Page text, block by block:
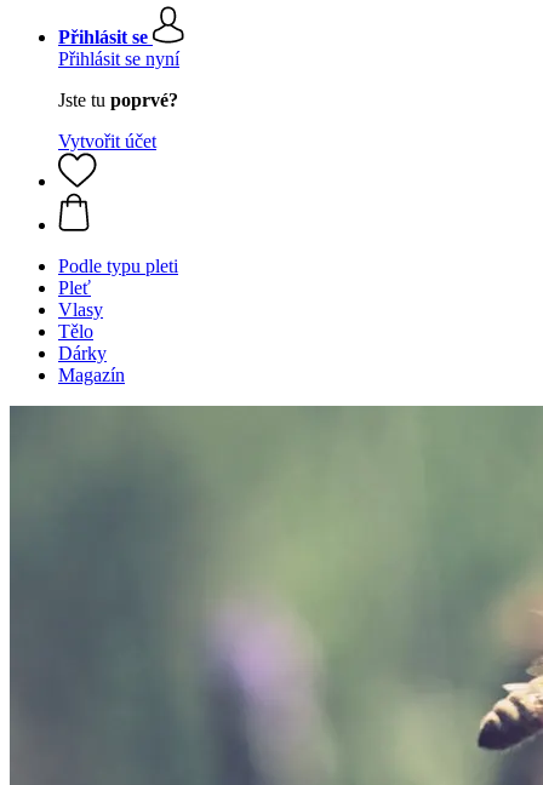
Přihlásit se
Přihlásit se nyní
Jste tu poprvé?
Vytvořit účet
Podle typu pleti
Pleť
Vlasy
Tělo
Dárky
Magazín